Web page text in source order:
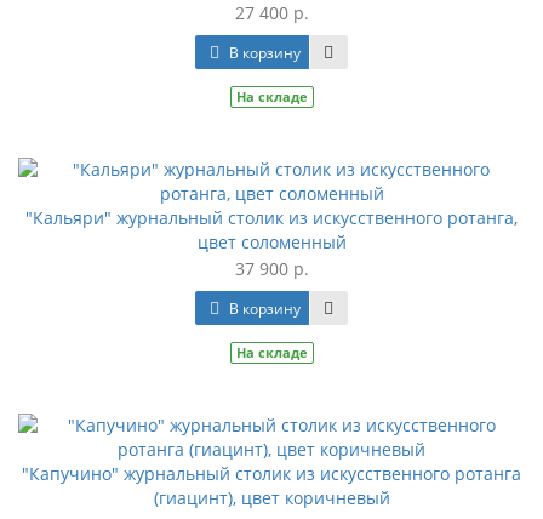
27 400 р.
В корзину
На складе
"Кальяри" журнальный столик из искусственного ротанга,
цвет соломенный
37 900 р.
В корзину
На складе
"Капучино" журнальный столик из искусственного ротанга
(гиацинт), цвет коричневый